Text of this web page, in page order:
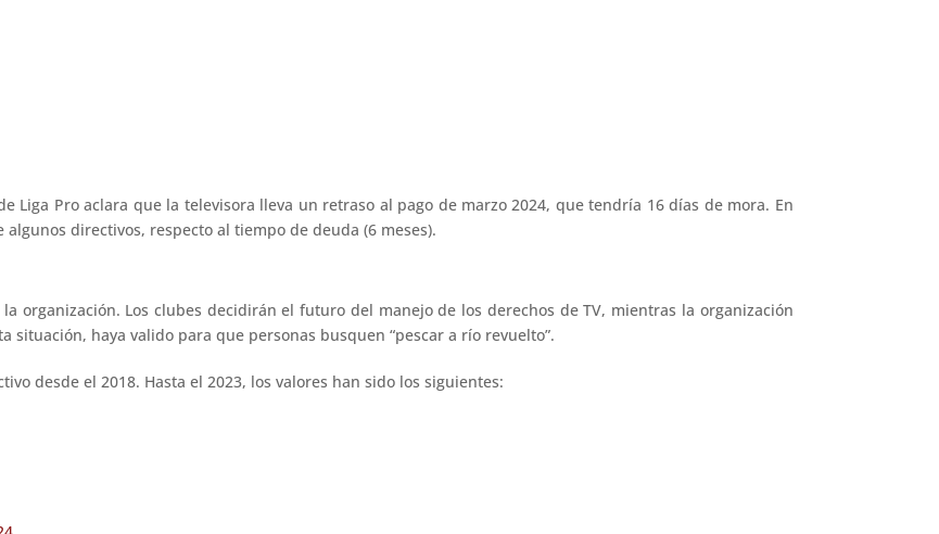
Liga Pro aclara que la televisora lleva un retraso al pago de marzo 2024, que tendría 16 días de mora. En
directivos, respecto al tiempo de deuda (6 meses).
organización. Los clubes decidirán el futuro del manejo de los derechos de TV, mientras la organización
haya valido para que personas busquen “pescar a río revuelto”.
desde el 2018. Hasta el 2023, los valores han sido los siguientes: